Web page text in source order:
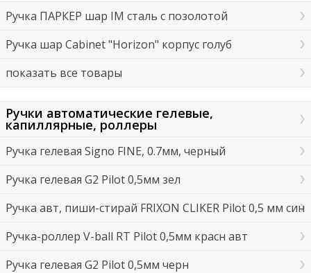
Ручка ПАРКЕР шар IM сталь с позолотой
Ручка шар Cabinet "Horizon" корпус голуб
показать все товары
Ручки автоматические гелевые,
капиллярные, роллеры
Ручка гелевая Signo FINE, 0.7мм, черный
Ручка гелевая G2 Pilot 0,5мм зел
Ручка авт, пиши-стирай FRIXON CLIKER Pilot 0,5 мм син
Ручка-роллер V-ball RT Pilot 0,5мм красн авт
Ручка гелевая G2 Pilot 0,5мм черн